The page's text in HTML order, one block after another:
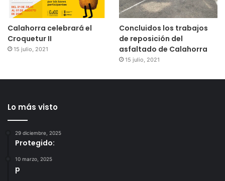
Calahorra celebrará el
Croquetur II
15 julio, 2021
Concluidos los trabajos
de reposición del
asfaltado de Calahorra
15 julio, 2021
Lo más visto
29 diciembre, 2025
Protegido:
10 marzo, 2025
p